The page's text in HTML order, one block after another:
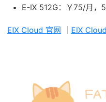
E-IX 512G：￥75/月，
EIX Cloud 官网 EIX